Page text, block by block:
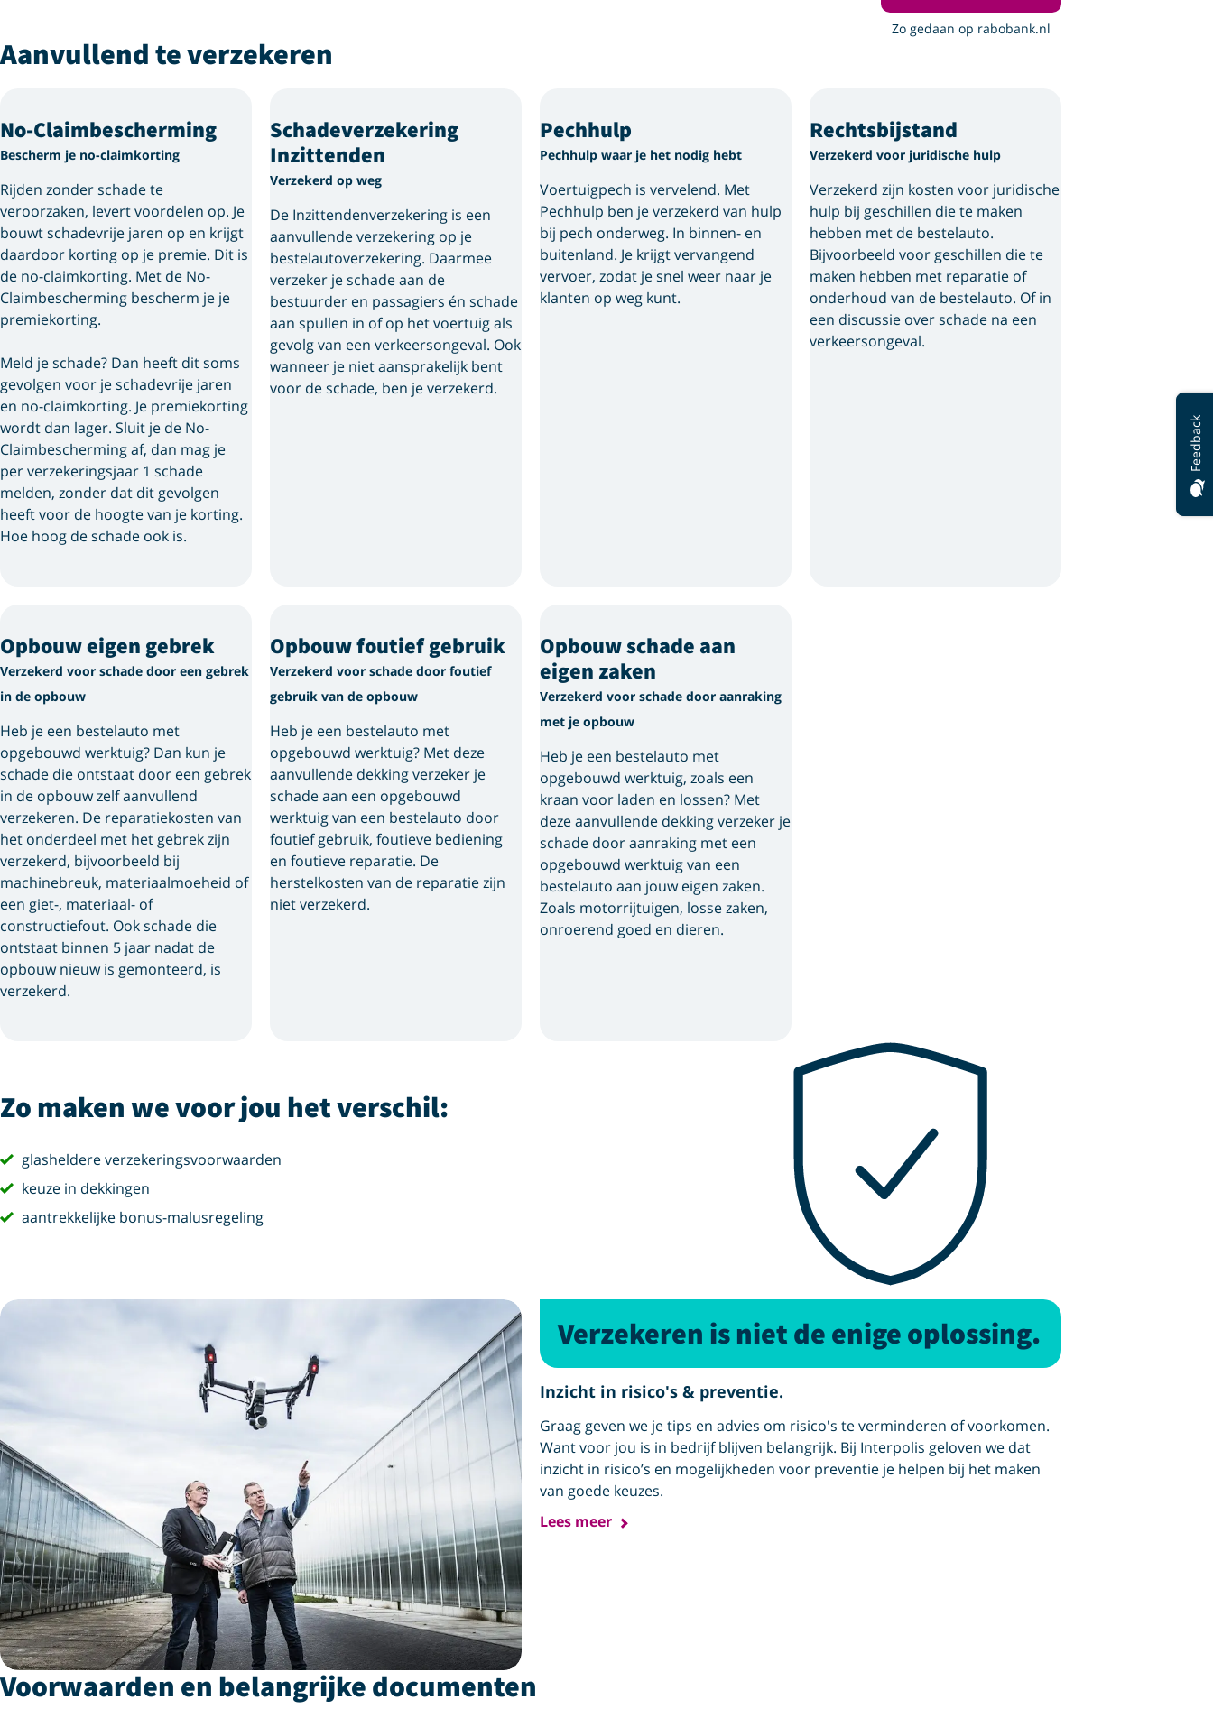
Zo gedaan op rabobank.nl
Aanvullend te verzekeren
No-Claim­bescherming
Bescherm je no-claimkorting
Rijden zonder schade te
veroorzaken, levert voordelen op. Je
bouwt schadevrije jaren op en krijgt
daardoor korting op je premie. Dit is
de no-claimkorting. Met de No-
Claimbescherming bescherm je je
premiekorting.
Meld je schade? Dan heeft dit soms
gevolgen voor je schadevrije jaren
en no-claimkorting. Je premiekorting
wordt dan lager. Sluit je de No-
Claimbescherming af, dan mag je
per verzekeringsjaar 1 schade
melden, zonder dat dit gevolgen
heeft voor de hoogte van je korting.
Hoe hoog de schade ook is.
Schadeverzekering
Inzittenden
Verzekerd op weg
De Inzittendenverzekering is een
aanvullende verzekering op je
bestelautoverzekering. Daarmee
verzeker je schade aan de
bestuurder en passagiers én schade
aan spullen in of op het voertuig als
gevolg van een verkeersongeval. Ook
wanneer je niet aansprakelijk bent
voor de schade, ben je verzekerd.
Pechhulp
Pechhulp waar je het nodig hebt
Voertuigpech is vervelend. Met
Pechhulp ben je verzekerd van hulp
bij pech onderweg. In binnen- en
buitenland. Je krijgt vervangend
vervoer, zodat je snel weer naar je
klanten op weg kunt.
Rechtsbijstand
Verzekerd voor juridische hulp
Verzekerd zijn kosten voor juridische
hulp bij geschillen die te maken
hebben met de bestelauto.
Bijvoorbeeld voor geschillen die te
maken hebben met reparatie of
onderhoud van de bestelauto. Of in
een discussie over schade na een
verkeersongeval.
Opbouw eigen gebrek
Verzekerd voor schade door een gebrek
in de opbouw
Heb je een bestelauto met
opgebouwd werktuig? Dan kun je
schade die ontstaat door een gebrek
in de opbouw zelf aanvullend
verzekeren. De reparatiekosten van
het onderdeel met het gebrek zijn
verzekerd, bijvoorbeeld bij
machinebreuk, materiaalmoeheid of
een giet-, materiaal- of
constructiefout. Ook schade die
ontstaat binnen 5 jaar nadat de
opbouw nieuw is gemonteerd, is
verzekerd.
Opbouw foutief gebruik
Verzekerd voor schade door foutief
gebruik van de opbouw
Heb je een bestelauto met
opgebouwd werktuig? Met deze
aanvullende dekking verzeker je
schade aan een opgebouwd
werktuig van een bestelauto door
foutief gebruik, foutieve bediening
en foutieve reparatie. De
herstelkosten van de reparatie zijn
niet verzekerd.
Opbouw schade aan
eigen zaken
Verzekerd voor schade door aanraking
met je opbouw
Heb je een bestelauto met
opgebouwd werktuig, zoals een
kraan voor laden en lossen? Met
deze aanvullende dekking verzeker je
schade door aanraking met een
opgebouwd werktuig van een
bestelauto aan jouw eigen zaken.
Zoals motorrijtuigen, losse zaken,
onroerend goed en dieren.
Zo maken we voor jou het verschil:
vink
glasheldere verzekeringsvoorwaarden
vink
keuze in dekkingen
vink
aantrekkelijke bonus-malusregeling
Verzekeren is niet de enige oplossing.
Inzicht in risico's & preventie.
Graag geven we je tips en advies om risico's te verminderen of voorkomen.
Want voor jou is in bedrijf blijven belangrijk. Bij Interpolis geloven we dat
inzicht in risico’s en mogelijkheden voor preventie je helpen bij het maken
van goede keuzes.
Lees meer
Voorwaarden en belangrijke documenten
Feedback